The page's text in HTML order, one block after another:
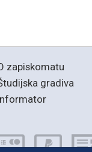
zapiskomatu
gradiva